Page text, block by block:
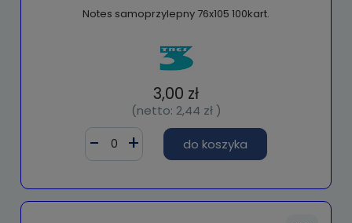
Notes samoprzylepny 76x105 100kart.
3,00 zł
(netto: 2,44 zł)
do koszyka